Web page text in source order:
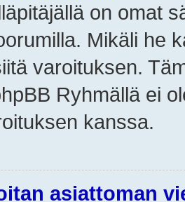
on omat
Mikäli he
varoituksen.
Ryhmällä ei
kanssa.
asiattoman